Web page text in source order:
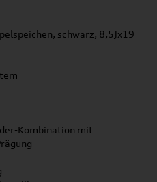
schwarz, 8,5Jx19
Kombination mit